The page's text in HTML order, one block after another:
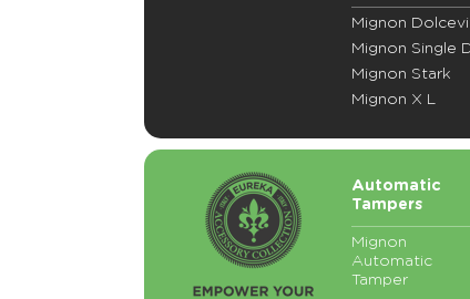
Mignon
Mignon Single
Mignon Stark
Mignon X L
Automatic
Tampers
Mignon
Automatic
Tamper